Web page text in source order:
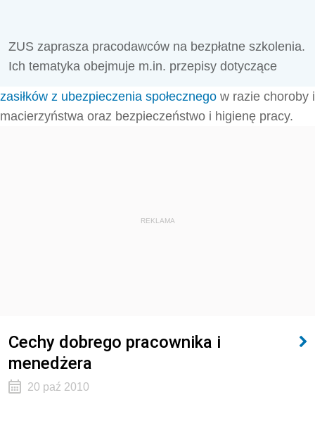
ZUS zaprasza pracodawców na bezpłatne szkolenia.
Ich tematyka obejmuje m.in. przepisy dotyczące
zasiłków z ubezpieczenia społecznego w razie choroby i
macierzyństwa oraz bezpieczeństwo i higienę pracy.
REKLAMA
Cechy dobrego pracownika i
menedżera
20 paź 2010